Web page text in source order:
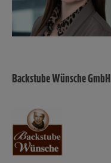
Backstube Wünsche GmbH